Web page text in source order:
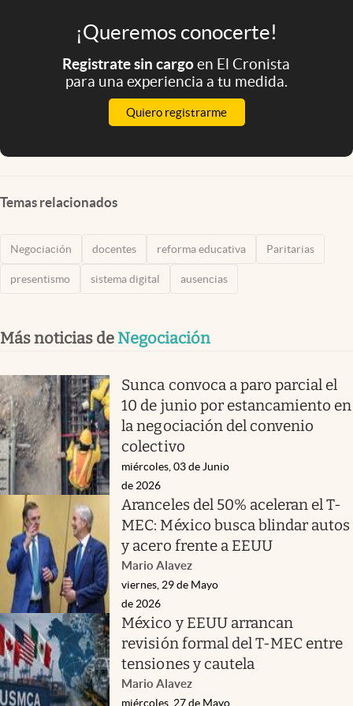
¡Queremos conocerte!
Registrate sin cargoen El Cronista
para una experiencia a tu medida.
Quiero registrarme
Temas relacionados
Negociación docentes reforma educativa Paritarias
presentismo sistema digital ausencias
Más noticias de Negociación
Sunca convoca a paro parcial el
10 de junio por estancamiento en
la negociación del convenio
colectivo
miércoles, 03 de Junio
de 2026
Aranceles del 50% aceleran el T-
MEC: México busca blindar autos
y acero frente a EEUU
Mario Alavez
viernes, 29 de Mayo
de 2026
México y EEUU arrancan
revisión formal del T-MEC entre
tensiones y cautela
Mario Alavez
miércoles, 27 de Mayo